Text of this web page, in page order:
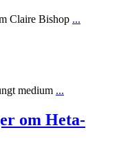
Claire Bishop ...
medium ...
om Heta-